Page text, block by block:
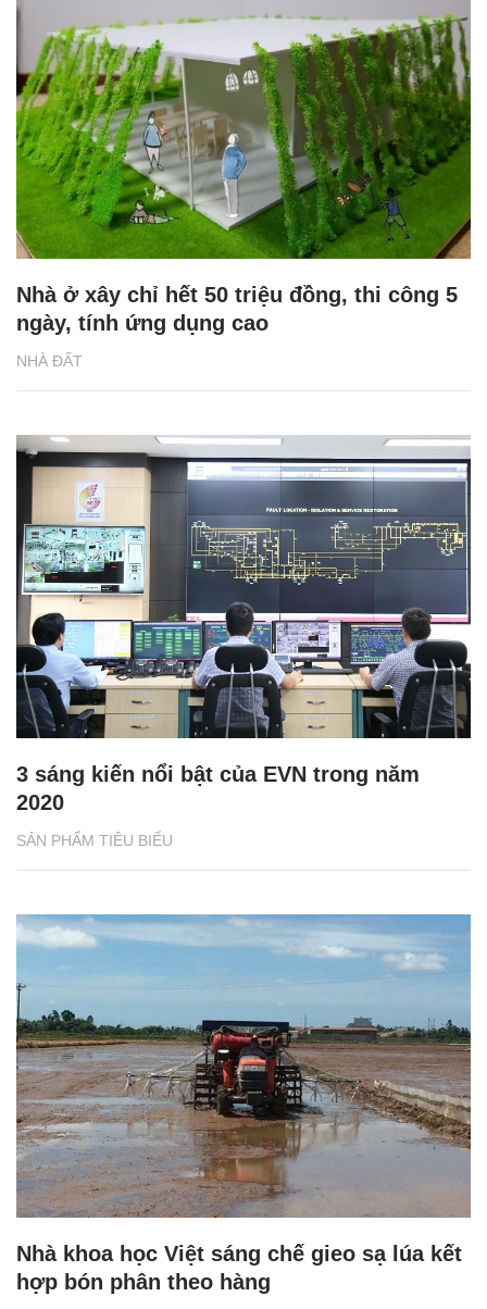
NHÀ ĐẤT
Nhà ở xây chỉ hết 50 triệu đồng, thi công 5
ngày, tính ứng dụng cao
SẢN PHẨM TIÊU BIỂU
3 sáng kiến nổi bật của EVN trong năm
2020
Nhà khoa học Việt sáng chế gieo sạ lúa kết
hợp bón phân theo hàng